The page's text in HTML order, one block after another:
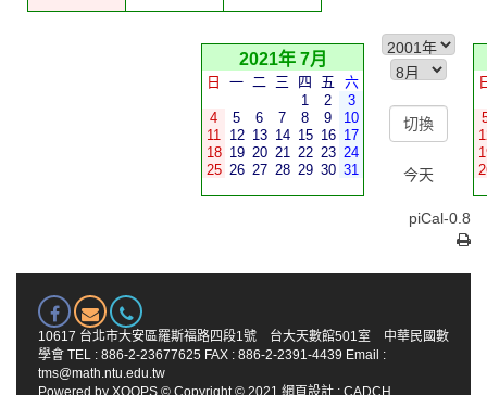
2021年 7月
日 一 二 三 四 五
六
1
2
3
4
5 6 7 8 9
10
11 12 13 14 15 16 17
18 19 20 21 22 23 24
25 26 27 28 29 30 31 今天
piCal-0.8
10617 台北市大安區羅斯福路四段1號 台大天數館501室 中華民國數
學會 TEL : 886-2-23677625 FAX : 886-2-2391-4439 Email :
tms@math.ntu.edu.tw
Powered by XOOPS © Copyright © 2021 網頁設計 : CADCH